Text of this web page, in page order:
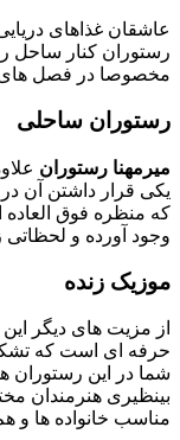
عاشقان غذاهای
رستوران کنار ساحل
مخصوصا در فصل های
رستوران ساحلی
میرمهنا رستوران
یکی قرار داشتن آن
که منظره فوق العاده
وجود آورده و لحظاتی
موزیک زنده
از مزیت های دیگر
حرفه ای است که
شما در این رستوران
بینظیری هنرمندان
مناسب خانواده ها و